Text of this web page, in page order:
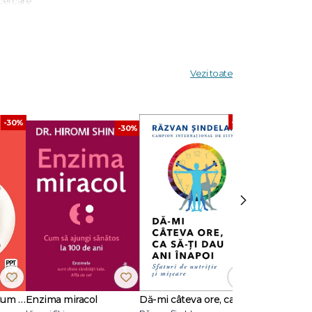
pe
©
Vezi toate
-30%
Emoții în farfurie. Cum să faci pace cu tine și cu farfuria ta
-30%
Enzima miracol
-30%
›